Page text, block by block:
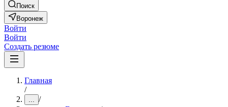
Поиск
Воронеж
Войти
Войти
Создать резюме
Главная
/
... /